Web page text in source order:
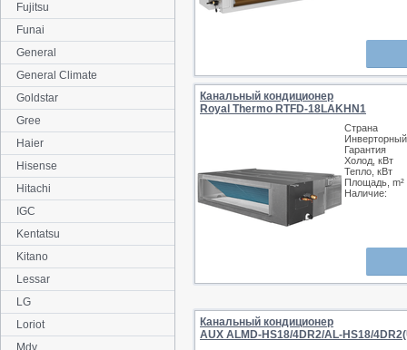
Канальный кондиционер
Royal Thermo RTFD-18LAKHN1
Страна
Инверторный
Гарантия
Холод, кВт
Тепло, кВт
Площадь, m²
Наличие:
Канальный кондиционер
AUX ALMD-HS18/4DR2/AL-HS18/
Fujitsu
Funai
General
General Climate
Goldstar
Gree
Haier
Hisense
Hitachi
IGC
Kentatsu
Kitano
Lessar
LG
Loriot
Mdv